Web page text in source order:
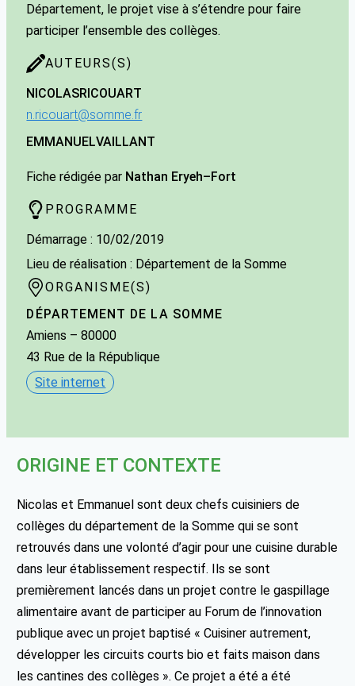
Département, le projet vise à s’étendre pour faire
participer l’ensemble des collèges.
AUTEURS(S)
NICOLASRICOUART
n.ricouart@somme.fr
EMMANUELVAILLANT
Fiche rédigée par Nathan Eryeh–Fort
PROGRAMME
Démarrage : 10/02/2019
Lieu de réalisation : Département de la Somme
ORGANISME(S)
DÉPARTEMENT DE LA SOMME
Amiens – 80000
43 Rue de la République
Site internet
ORIGINE ET CONTEXTE
Nicolas et Emmanuel sont deux chefs cuisiniers de
collèges du département de la Somme qui se sont
retrouvés dans une volonté d’agir pour une cuisine durable
dans leur établissement respectif. Ils se sont
premièrement lancés dans un projet contre le gaspillage
alimentaire avant de participer au Forum de l’innovation
publique avec un projet baptisé « Cuisiner autrement,
développer les circuits courts bio et faits maison dans
les cantines des collèges ». Ce projet a été a été